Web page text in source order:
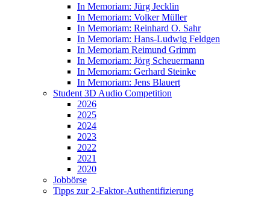
In Memoriam: Jürg Jecklin
In Memoriam: Volker Müller
In Memoriam: Reinhard O. Sahr
In Memoriam: Hans-Ludwig Feldgen
In Memoriam Reimund Grimm
In Memoriam: Jörg Scheuermann
In Memoriam: Gerhard Steinke
In Memoriam: Jens Blauert
Student 3D Audio Competition
2026
2025
2024
2023
2022
2021
2020
Jobbörse
Tipps zur 2-Faktor-Authentifizierung